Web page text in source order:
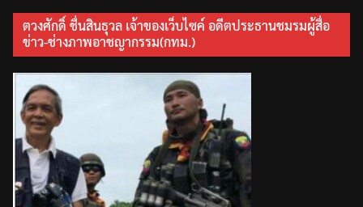
ตวงศักดิ์ ชื่นสินธุวล เจ้าของเว็บไซค์ อดีตประธานชมรมผู้สื่อ
ข่าว-ช่างภาพอาชญากรรม(กทม.)